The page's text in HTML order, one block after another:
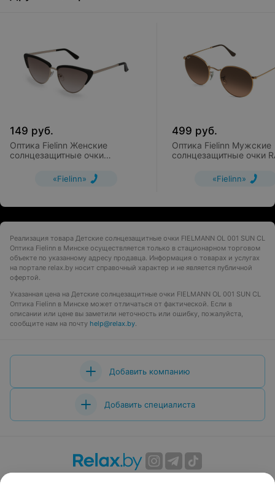
149 руб.
Оптика Fielinn Женские
солнцезащитные очки
«Fielinn»
499 руб.
Оптика Fielinn Мужские
солнцезащитные очки
«Fielinn»
Реализация товара Детские солнцезащитные очки FIELMANN OL 001 SUN CL
Оптика Fielinn в Минске осуществляется только в стационарном торговом
объекте по указанному адресу продавца. Информация о товарах и услугах
на портале relax.by носит справочный характер и не является публичной
офертой.
Указанная цена на Детские солнцезащитные очки FIELMANN OL 001 SUN CL
Оптика Fielinn в Минске может отличаться от фактической. Если в
описании или цене вы заметили неточность или ошибку, пожалуйста,
сообщите нам на почту help@relax.by.
Добавить компанию
Добавить специалиста